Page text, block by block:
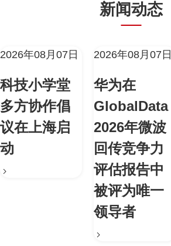
新闻动态
2026年08月07日
科技小学堂
多方协作倡
议在上海启
动
2026年08月07日
华为在
GlobalData
2026年微波
回传竞争力
评估报告中
被评为唯一
领导者